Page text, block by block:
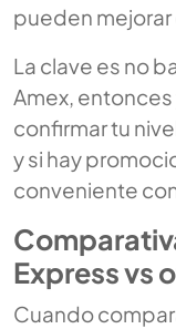
pueden mejorar
La clave es no
Amex,
confirmar tu
y si hay
conveniente
Express vs
Cuando